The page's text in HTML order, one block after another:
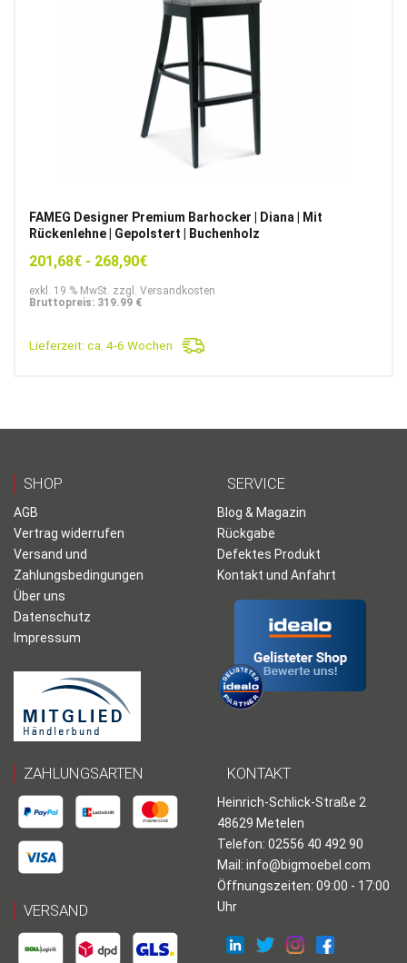
FAMEG Designer Premium Barhocker | Diana | Mit
Rückenlehne | Gepolstert | Buchenholz
201,68€ - 268,90€
exkl. 19 % MwSt. zzgl. Versandkosten
Bruttopreis: 319.99 €
Lieferzeit: ca. 4-6 Wochen
SHOP
AGB
Vertrag widerrufen
Versand und
Zahlungsbedingungen
Über uns
Datenschutz
Impressum
SERVICE
Blog & Magazin
Rückgabe
Defektes Produkt
Kontakt und Anfahrt
ZAHLUNGSARTEN
VERSAND
KONTAKT
Heinrich-Schlick-Straße 2
48629 Metelen
Telefon: 02556 40 492 90
Mail: info@bigmoebel.com
Öffnungszeiten: 09:00 - 17:00
Uhr